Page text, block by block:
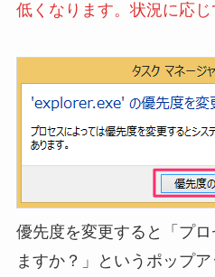
低くなります。状況に応じ
優先度を変更すると「プ
ますか？」というポップ